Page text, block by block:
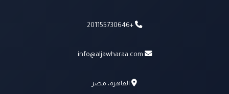
+201155730646
info@aljawharaa.com
القاهرة، مصر